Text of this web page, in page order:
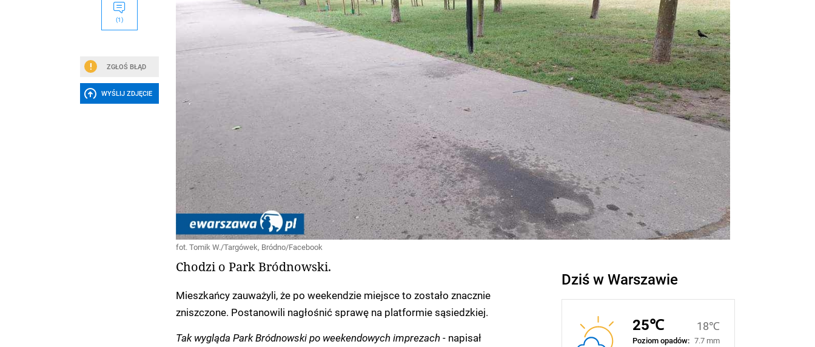
(1)
ZGŁOŚ BŁĄD
WYŚLIJ ZDJĘCIE
fot. Tomik W./Targówek, Bródno/Facebook
Chodzi o Park Bródnowski.
Mieszkańcy zauważyli, że po weekendzie miejsce to zostało znacznie
zniszczone. Postanowili nagłośnić sprawę na platformie sąsiedzkiej.
Tak wygląda Park Bródnowski po weekendowych imprezach - napisał
Dziś w Warszawie
25℃ 18℃
Poziom opadów: 7.7 mm